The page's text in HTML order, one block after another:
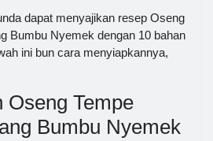
dapat menyajikan resep Oseng
Bumbu Nyemek dengan 10 bahan
ini bun cara menyiapkannya,
Oseng Tempe
Bumbu Nyemek